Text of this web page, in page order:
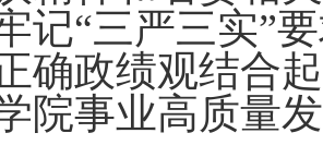
记“三严三实”
确政绩观结合
院事业高质量